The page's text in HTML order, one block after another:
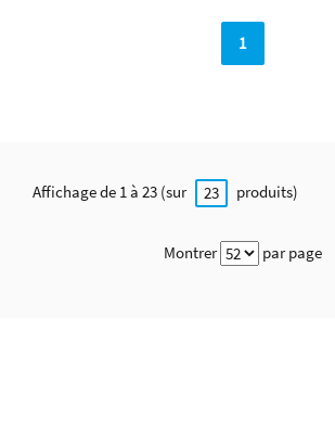
1
Affichage de 1 à 23 (sur 23 produits)
Montrer par page